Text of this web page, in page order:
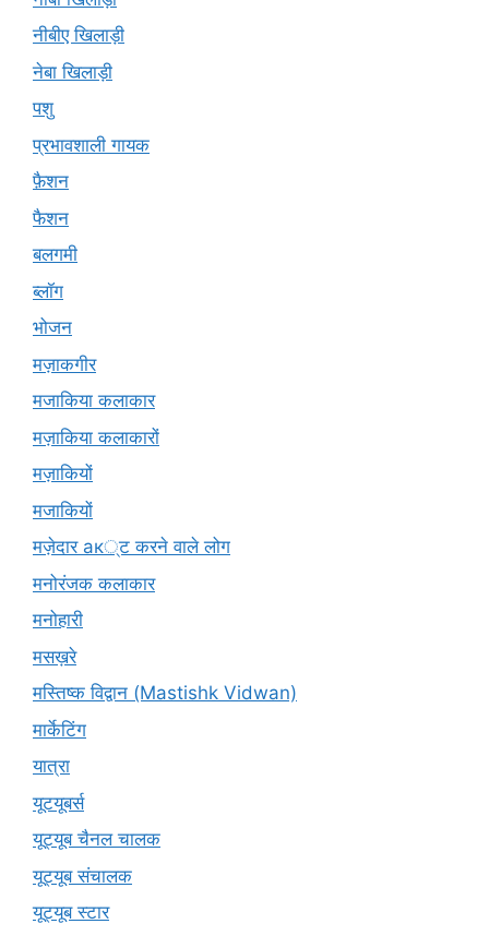
नीबीए खिलाड़ी
नेबा खिलाड़ी
पशु
प्रभावशाली गायक
फ़ैशन
फैशन
बलगमी
ब्लॉग
भोजन
मज़ाकगीर
मजाकिया कलाकार
मज़ाकिया कलाकारों
मज़ाकियों
मजाकियों
मज़ेदार ак्ट करने वाले लोग
मनोरंजक कलाकार
मनोहारी
मसख़रे
मस्तिष्क विद्वान (Mastishk Vidwan)
मार्केटिंग
यात्रा
यूटयूबर्स
यूट्यूब चैनल चालक
यूट्यूब संचालक
यूट्यूब स्टार